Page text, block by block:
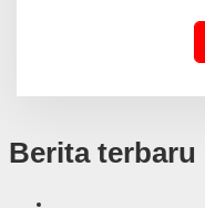
Berita terbaru